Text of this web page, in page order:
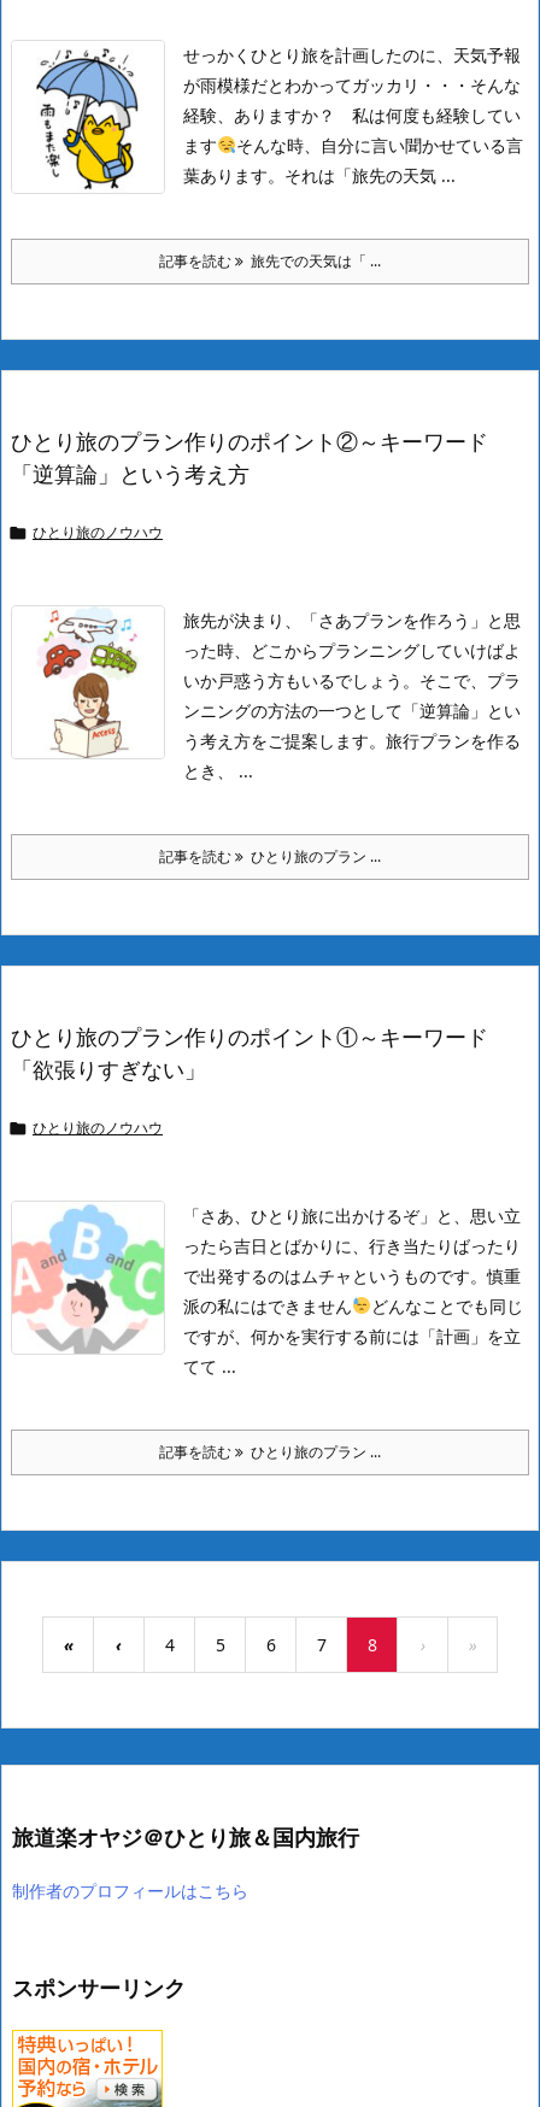
せっかくひとり旅を計画したのに、天気予報
が雨模様だとわかってガッカリ・・・そんな
経験、ありますか？ 私は何度も経験してい
ます
そんな時、自分に言い聞かせている言
葉あります。 それは「旅先の天気 ...
記事を読む 旅先での天気は「 ...
ひとり旅のプラン作りのポイント②～キーワード
「逆算論」という考え方
 ひとり旅のノウハウ
旅先が決まり、「さあプランを作ろう」と思
った時、どこからプランニングしていけばよ
いか戸惑う方もいるでしょう。 そこで、プラ
ンニングの方法の一つとして「逆算論」とい
う考え方をご提案します。 旅行プランを作る
とき、 ...
記事を読む ひとり旅のプラン ...
ひとり旅のプラン作りのポイント①～キーワード
「欲張りすぎない」
 ひとり旅のノウハウ
「さあ、ひとり旅に出かけるぞ」と、思い立
ったら吉日とばかりに、行き当たりばったり
で出発するのはムチャというものです。慎重
派の私にはできません
どんなことでも同じ
ですが、何かを実行する前には「計画」を立
てて ...
記事を読む ひとり旅のプラン ...
« ‹ 4 5 6 7 8 › »
旅道楽オヤジ＠ひとり旅＆国内旅行
制作者のプロフィールはこちら
スポンサーリンク